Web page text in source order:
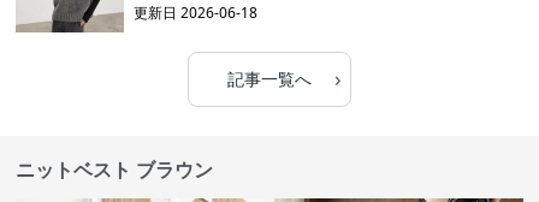
更新日2026-06-18
記事一覧へ ›
ニットベスト ブラウン